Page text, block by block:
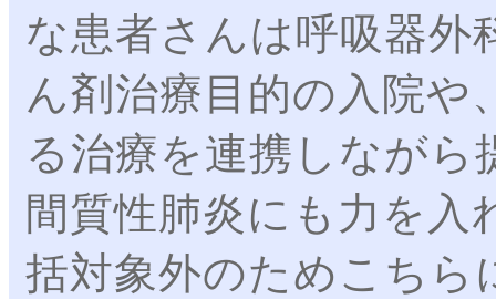
な患者さんは呼吸器外
ん剤治療目的の入院や
る治療を連携しなが
間質性肺炎にも力を
括対象外のためこちら